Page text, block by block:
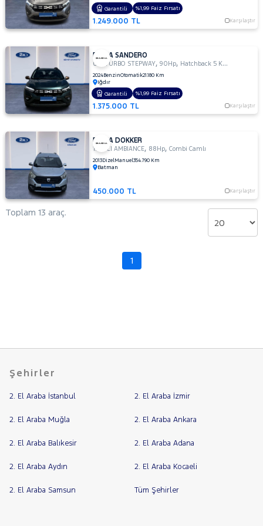
1.249.000 TL Karşılaştır
Garantili %1,99 Faiz Fırsatı
DACIA SANDERO
0.9 TURBO STEPWAY,90Hp, Hatchback 5 Kapı
2024BenzinOtomatik21.180 Km
Iğdır
1.375.000 TL Karşılaştır
Garantili %1,99 Faiz Fırsatı
DACIA DOKKER
1.5 DCI AMBIANCE, 88Hp,Combi Camlı
2013DizelManuel354.790 Km
Batman
450.000 TL Karşılaştır
Toplam 13 araç.
1
Şehirler
2. El Araba İstanbul 2. El Araba İzmir
2. El Araba Muğla 2. El Araba Ankara
2. El Araba Balıkesir 2. El Araba Adana
2. El Araba Aydın 2. El Araba Kocaeli
2. El Araba Samsun Tüm Şehirler